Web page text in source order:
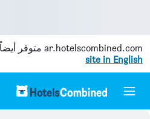
ar.hotelscombined.com متوفر
site in English